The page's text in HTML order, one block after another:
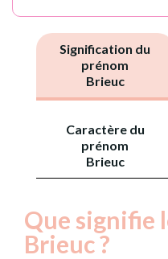
Signification du
prénom
Brieuc
Caractère du
prénom
Brieuc
Que signifie
Brieuc ?